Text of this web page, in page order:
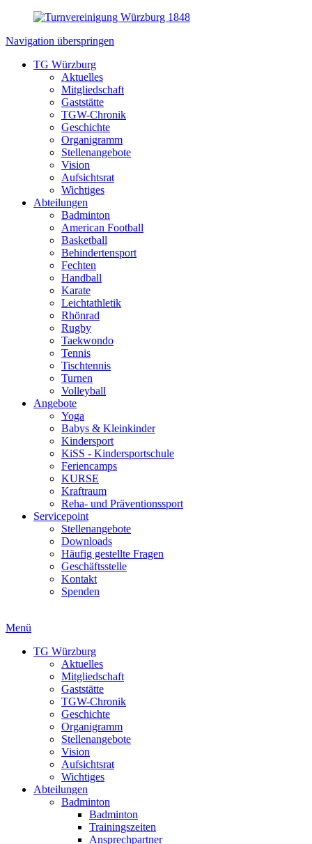
Navigation überspringen
TG Würzburg
Aktuelles
Mitgliedschaft
Gaststätte
TGW-Chronik
Geschichte
Organigramm
Stellenangebote
Vision
Aufsichtsrat
Wichtiges
Abteilungen
Badminton
American Football
Basketball
Behindertensport
Fechten
Handball
Karate
Leichtathletik
Rhönrad
Rugby
Taekwondo
Tennis
Tischtennis
Turnen
Volleyball
Angebote
Yoga
Babys & Kleinkinder
Kindersport
KiSS - Kindersportschule
Feriencamps
KURSE
Kraftraum
Reha- und Präventionssport
Servicepoint
Stellenangebote
Downloads
Häufig gestellte Fragen
Geschäftsstelle
Kontakt
Spenden
Menü
TG Würzburg
Aktuelles
Mitgliedschaft
Gaststätte
TGW-Chronik
Geschichte
Organigramm
Stellenangebote
Vision
Aufsichtsrat
Wichtiges
Abteilungen
Badminton
Badminton
Trainingszeiten
Ansprechpartner